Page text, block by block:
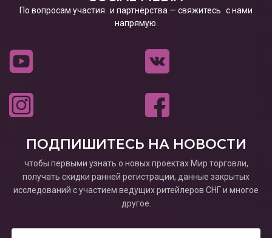
По вопросам участия и партнёрства — свяжитесь с нами
напрямую.
ПОДПИШИТЕСЬ НА НОВОСТИ
чтобы первыми узнать о новых проектах Мир торговли,
получать скидки ранней регистрации, данные закрытых
исследований с участием ведущих ритейлеров СНГ и многое
другое.